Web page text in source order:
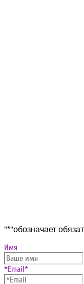
вверх
"*"обозначает
Имя
*Email*